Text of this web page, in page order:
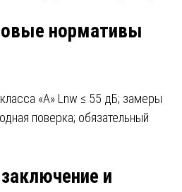
нормативы
«А» Lnw ≤ 55 дБ; замеры
поверка; обязательный
и